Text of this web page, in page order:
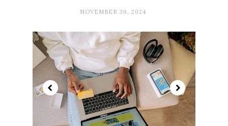
NOVEMBER 30, 2024